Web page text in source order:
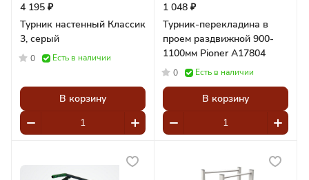
4 195 ₽
Турник настенный Классик
3, серый
0 Есть в наличии
В корзину
1 048 ₽
Турник-перекладина в
проем раздвижной 900-
1100мм Pioner A17804
0 Есть в наличии
В корзину